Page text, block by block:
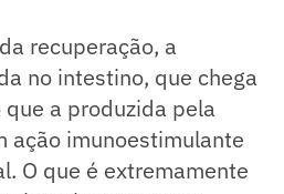
recuperação, a
no intestino, que chega
a produzida pela
ação imunoestimulante
O que é extremamente